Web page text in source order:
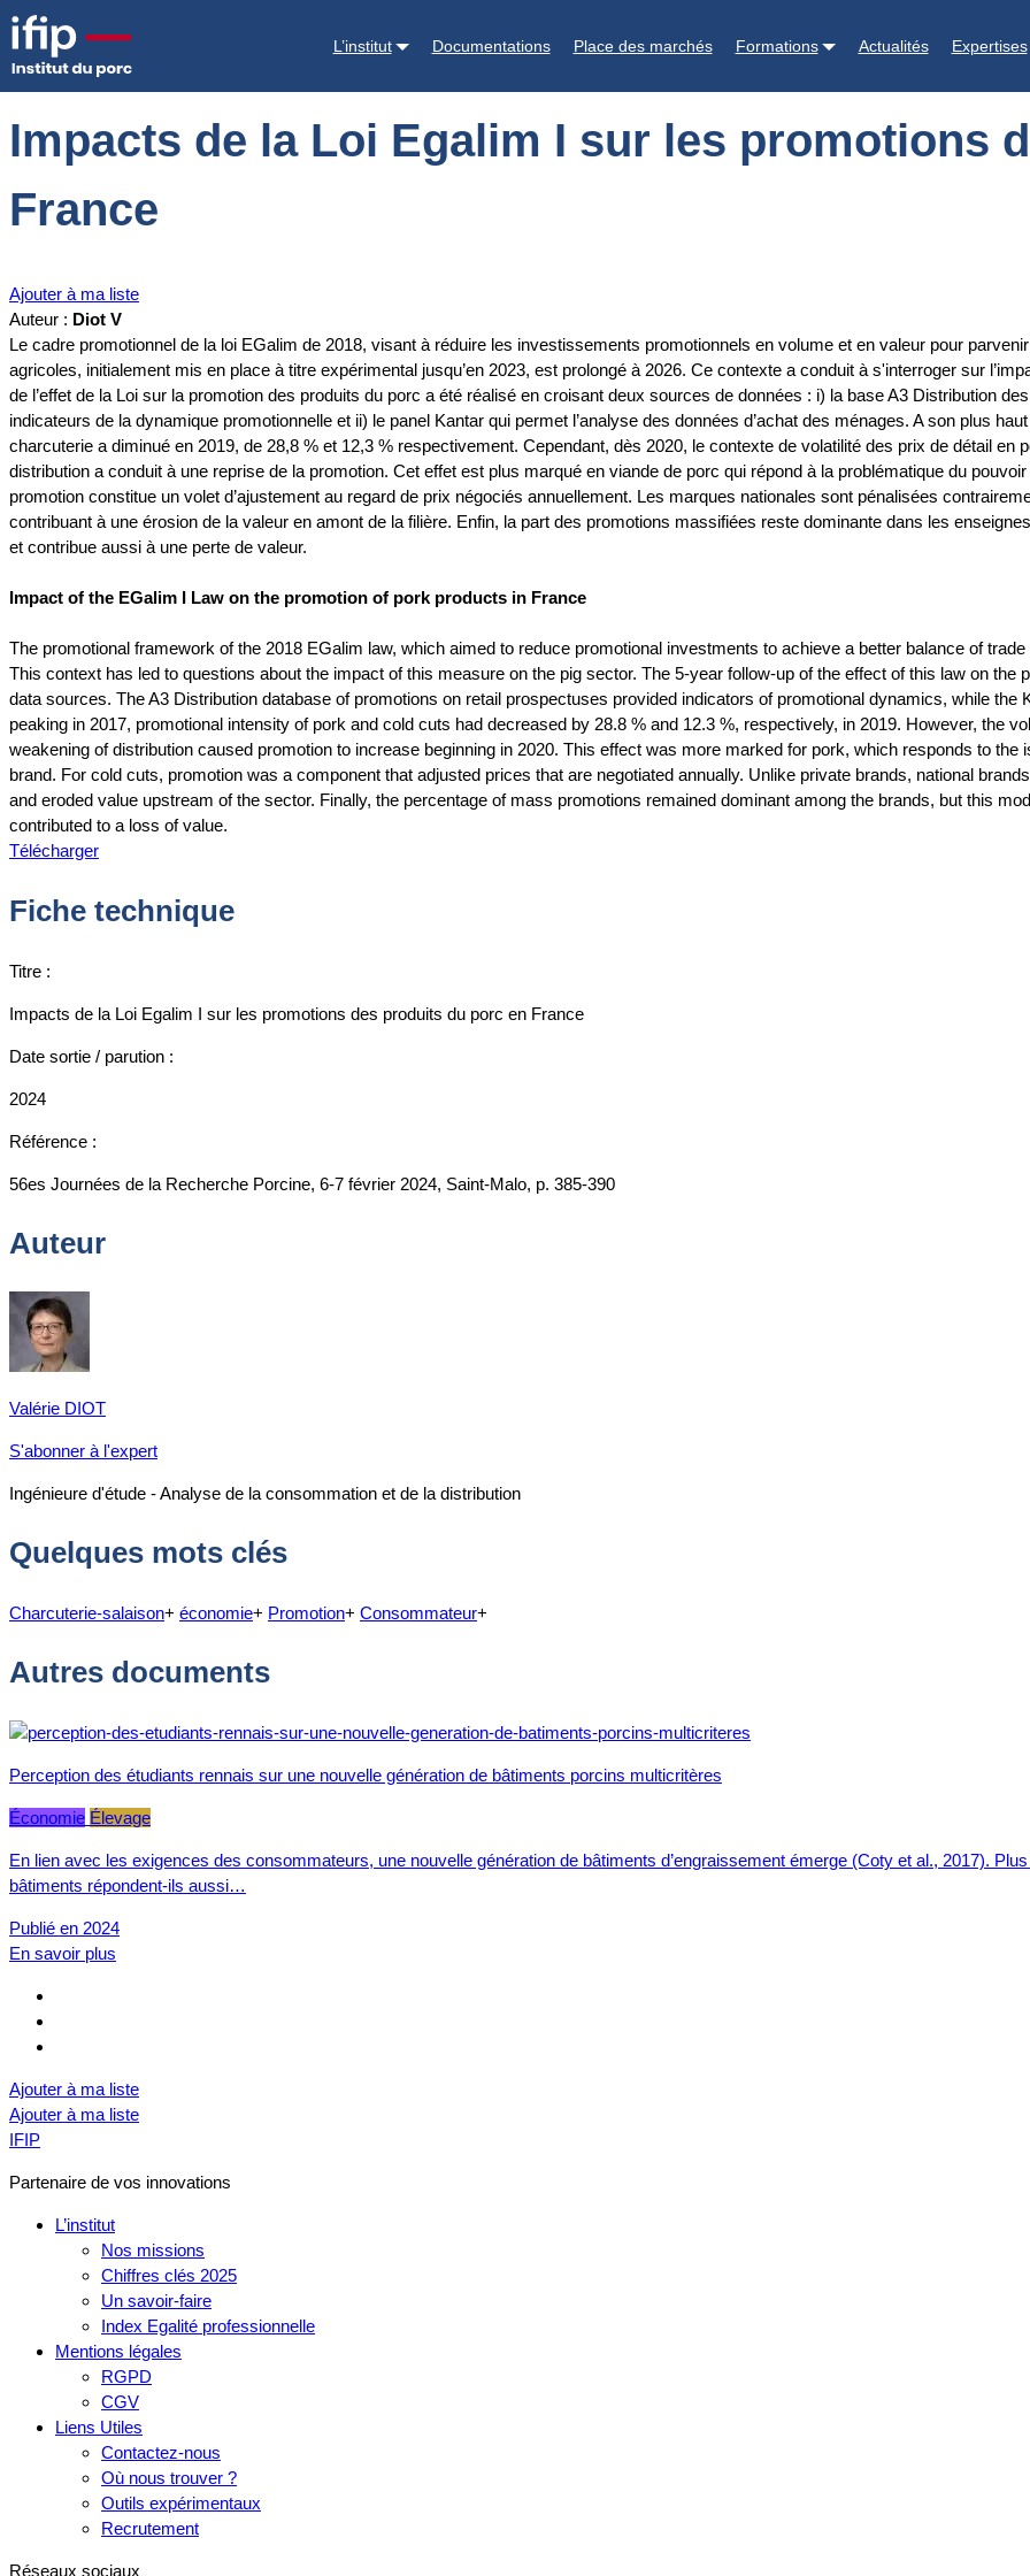
L’institut Documentations Place des marchés Formations Actualités Expertises
Accueil Documentations
Impacts de la Loi Egalim I sur les promotions
France
Ajouter à ma liste
Auteur : Diot V
Le cadre promotionnel de la loi EGalim de 2018, visant à réduire les investissements promotionnels en volume et en valeur pour
agricoles, initialement mis en place à titre expérimental jusqu’en 2023, est prolongé à 2026. Ce contexte a conduit à s'interroger sur
de l’effet de la Loi sur la promotion des produits du porc a été réalisé en croisant deux sources de données : i) la base A3 Distribution
indicateurs de la dynamique promotionnelle et ii) le panel Kantar qui permet l’analyse des données d’achat des ménages. A son plus
charcuterie a diminué en 2019, de 28,8 % et 12,3 % respectivement. Cependant, dès 2020, le contexte de volatilité des prix de détail
distribution a conduit à une reprise de la promotion. Cet effet est plus marqué en viande de porc qui répond à la problématique du
promotion constitue un volet d’ajustement au regard de prix négociés annuellement. Les marques nationales sont pénalisées
contribuant à une érosion de la valeur en amont de la filière. Enfin, la part des promotions massifiées reste dominante dans les
et contribue aussi à une perte de valeur.
Impact of the EGalim I Law on the promotion of pork products in France
The promotional framework of the 2018 EGalim law, which aimed to reduce promotional investments to achieve a better balance of
This context has led to questions about the impact of this measure on the pig sector. The 5-year follow-up of the effect of this law on
data sources. The A3 Distribution database of promotions on retail prospectuses provided indicators of promotional dynamics, while the
peaking in 2017, promotional intensity of pork and cold cuts had decreased by 28.8 % and 12.3 %, respectively, in 2019. However, the
weakening of distribution caused promotion to increase beginning in 2020. This effect was more marked for pork, which responds to
brand. For cold cuts, promotion was a component that adjusted prices that are negotiated annually. Unlike private brands, national
and eroded value upstream of the sector. Finally, the percentage of mass promotions remained dominant among the brands, but this
contributed to a loss of value.
Télécharger
Fiche technique
Titre :
Impacts de la Loi Egalim I sur les promotions des produits du porc en France
Date sortie / parution :
2024
Référence :
56es Journées de la Recherche Porcine, 6-7 février 2024, Saint-Malo, p. 385-390
Auteur
Valérie DIOT
S'abonner à l'expert
Ingénieure d'étude - Analyse de la consommation et de la distribution
Quelques mots clés
Charcuterie-salaison+ économie+ Promotion+ Consommateur+
Autres documents
Perception des étudiants rennais sur une nouvelle génération de bâtiments porcins multicritères
Économie Élevage
En lien avec les exigences des consommateurs, une nouvelle génération de bâtiments d’engraissement émerge (Coty et al., 2017).
bâtiments répondent-ils aussi…
Publié en 2024
En savoir plus
Ajouter à ma liste
Ajouter à ma liste
IFIP
Partenaire de vos innovations
L’institut
Nos missions
Chiffres clés 2025
Un savoir-faire
Index Egalité professionnelle
Mentions légales
RGPD
CGV
Liens Utiles
Contactez-nous
Où nous trouver ?
Outils expérimentaux
Recrutement
Réseaux sociaux